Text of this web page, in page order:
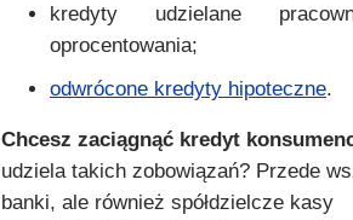
kredyty udzielane
oprocentowania;
odwrócone kredyty hipoteczne.
Chcesz zaciągnąć kredyt
udziela takich zobowiązań? Przede
banki, ale również spółdzielcze kasy